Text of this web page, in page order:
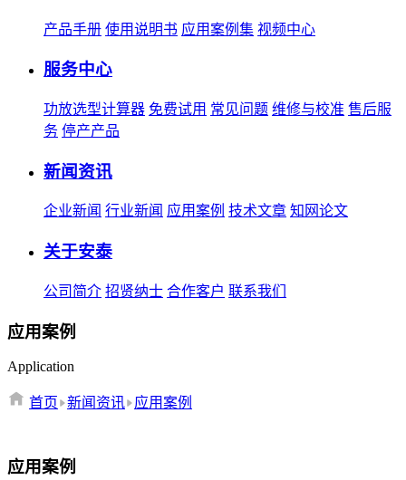
产品手册 使用说明书 应用案例集 视频中心
服务中心
功放选型计算器 免费试用 常见问题 维修与校准 售后服
务 停产产品
新闻资讯
企业新闻 行业新闻 应用案例 技术文章 知网论文
关于安泰
公司简介 招贤纳士 合作客户 联系我们
应用案例
Application
首页 新闻资讯 应用案例
应用案例